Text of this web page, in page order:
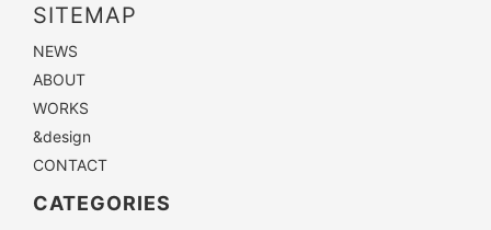
SITEMAP
NEWS
ABOUT
WORKS
&design
CONTACT
CATEGORIES